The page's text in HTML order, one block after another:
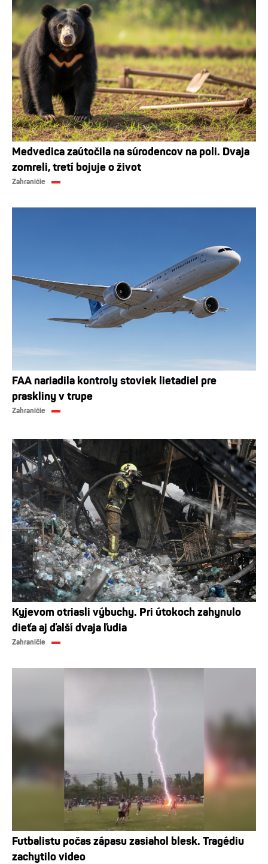
Medvedica zaútočila na súrodencov na poli. Dvaja
zomreli, tretí bojuje o život
Zahraničie
FAA nariadila kontroly stoviek lietadiel pre
praskliny v trupe
Zahraničie
Kyjevom otriasli výbuchy. Pri útokoch zahynulo
dieťa aj ďalší dvaja ľudia
Zahraničie
Futbalistu počas zápasu zasiahol blesk. Tragédiu
zachytilo video